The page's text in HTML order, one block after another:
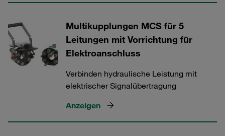
Multikupplungen MCS für 5
Leitungen mit Vorrichtung für
Elektroanschluss
Verbinden hydraulische Leistung mit
elektrischer Signalübertragung
Anzeigen